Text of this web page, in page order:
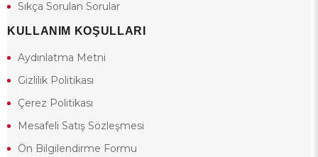
Sıkça Sorulan Sorular
KULLANIM KOŞULLARI
Aydınlatma Metni
Gizlilik Politikası
Çerez Politikası
Mesafeli Satış Sözleşmesi
Ön Bilgilendirme Formu